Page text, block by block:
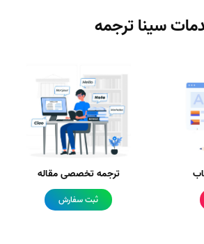
سینا ترجمه
ترجمه تخصصی مقاله
ثبت سفارش